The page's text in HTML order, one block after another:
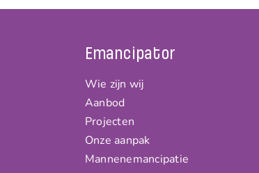
Emancipator
Wie zijn wij
Aanbod
Projecten
Onze aanpak
Mannenemancipatie